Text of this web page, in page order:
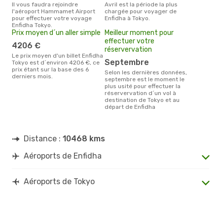
Il vous faudra rejoindre
l'aéroport Hammamet Airport
pour effectuer votre voyage
Enfidha Tokyo.
avril est la période la plus
chargée pour voyager de
Enfidha à Tokyo.
Prix moyen d´un aller simple
4206 €
Le prix moyen d'un billet Enfidha
Tokyo est d´environ 4206 €, ce
prix étant sur la base des 6
derniers mois.
Meilleur moment pour
effectuer votre
réservervation
septembre
Selon les dernières données,
septembre est le moment le
plus usité pour effectuer la
réservervation d´un vol à
destination de Tokyo et au
départ de Enfidha
Distance : 10468 kms
Aéroports de Enfidha
Aéroports de Tokyo